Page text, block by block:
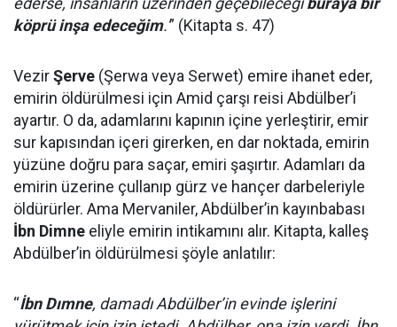
köprü inşa edeceğim.'” (Kitapta s. 47)
VezirŞerve (Şerwa veya Serwet) emire ihanet eder,
emirin öldürülmesi için Amid çarşı reisi Abdülber’i
ayartır. O da, adamlarını kapının içine yerleştirir, emir
sur kapısından içeri girerken, en dar noktada, emirin
yüzüne doğru para saçar, emiri şaşırtır. Adamları da
emirin üzerine çullanıp gürz ve hançer darbeleriyle
öldürürler. Ama Mervaniler, Abdülber’in kayınbabası
İbn Dimne eliyle emirin intikamını alır. Kitapta, kalleş
Abdülber’in öldürülmesi şöyle anlatılır:
“İbn Dımne, damadı Abdülber’in evinde işlerini